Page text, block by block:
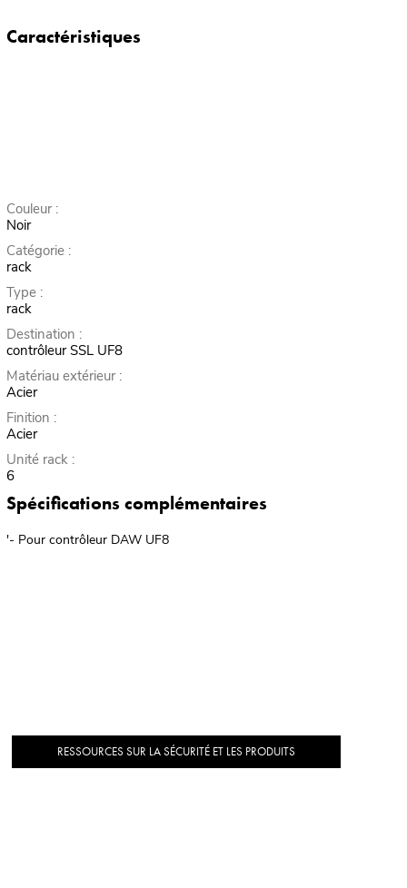
Caractéristiques
Couleur :
Noir
Catégorie :
rack
Type :
rack
Destination :
contrôleur SSL UF8
Matériau extérieur :
Acier
Finition :
Acier
Unité rack :
6
Spécifications complémentaires
'- Pour contrôleur DAW UF8
RESSOURCES SUR LA SÉCURITÉ ET LES PRODUITS